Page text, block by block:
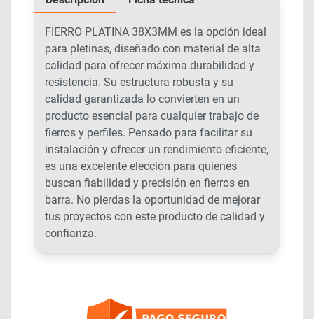
FIERRO PLATINA 38X3MM es la opción ideal
para pletinas, diseñado con material de alta
calidad para ofrecer máxima durabilidad y
resistencia. Su estructura robusta y su
calidad garantizada lo convierten en un
producto esencial para cualquier trabajo de
fierros y perfiles. Pensado para facilitar su
instalación y ofrecer un rendimiento eficiente,
es una excelente elección para quienes
buscan fiabilidad y precisión en fierros en
barra. No pierdas la oportunidad de mejorar
tus proyectos con este producto de calidad y
confianza.